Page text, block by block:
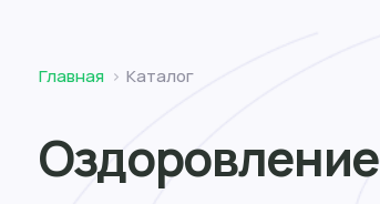
Главная Каталог
Оздоровление